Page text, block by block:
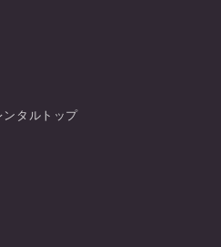
ンタルトップ